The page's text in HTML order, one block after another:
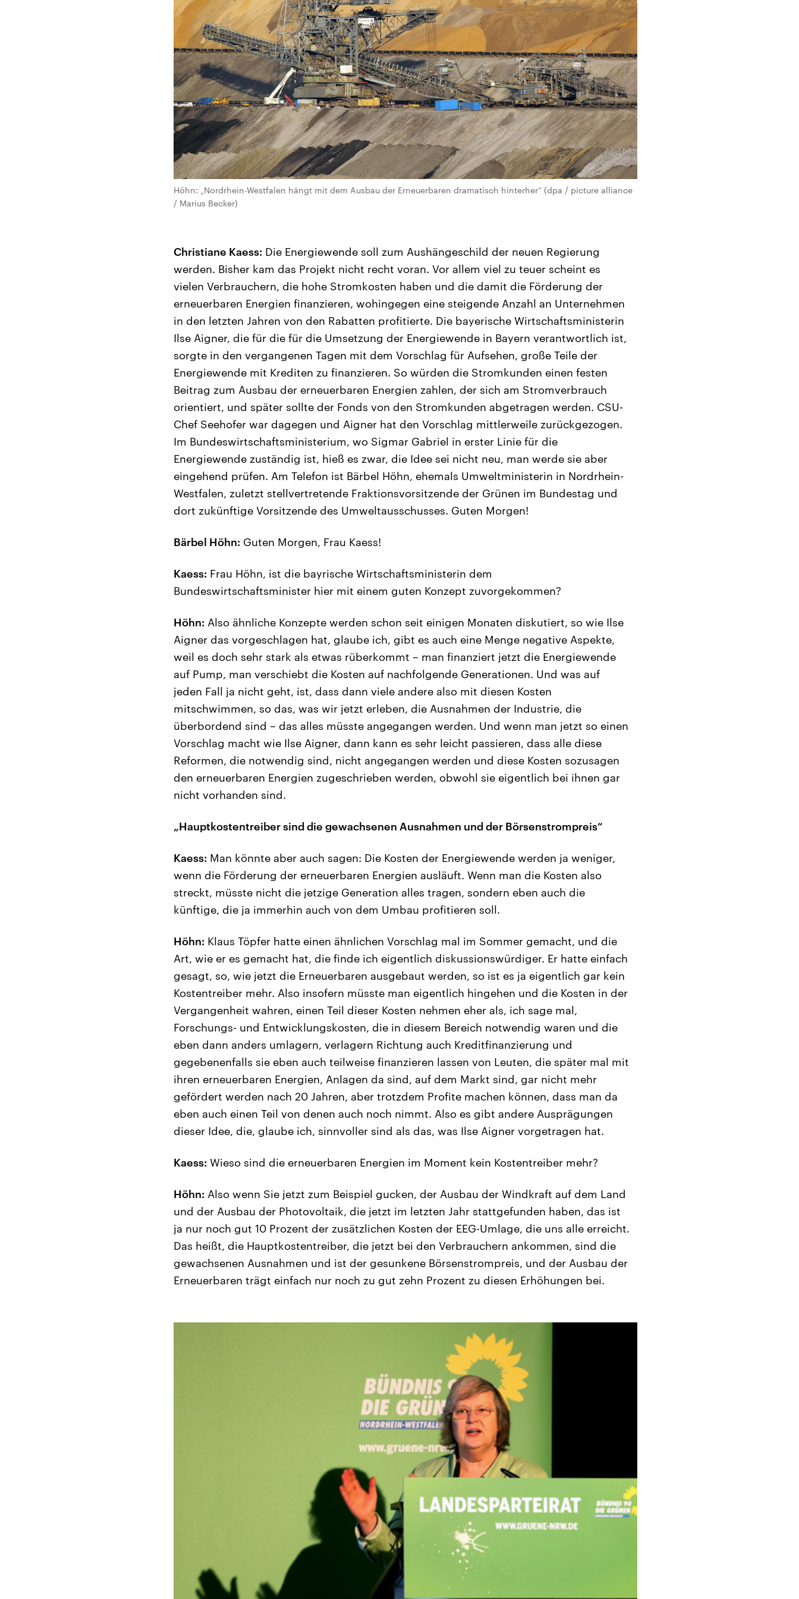
Höhn: „Nordrhein-Westfalen hängt mit dem Ausbau der Erneuerbaren dramatisch hinterher“ (dpa / picture alliance
/ Marius Becker)
Christiane Kaess: Die Energiewende soll zum Aushängeschild der neuen Regierung
werden. Bisher kam das Projekt nicht recht voran. Vor allem viel zu teuer scheint es
vielen Verbrauchern, die hohe Stromkosten haben und die damit die Förderung der
erneuerbaren Energien finanzieren, wohingegen eine steigende Anzahl an Unternehmen
in den letzten Jahren von den Rabatten profitierte. Die bayerische Wirtschaftsministerin
Ilse Aigner, die für die für die Umsetzung der Energiewende in Bayern verantwortlich ist,
sorgte in den vergangenen Tagen mit dem Vorschlag für Aufsehen, große Teile der
Energiewende mit Krediten zu finanzieren. So würden die Stromkunden einen festen
Beitrag zum Ausbau der erneuerbaren Energien zahlen, der sich am Stromverbrauch
orientiert, und später sollte der Fonds von den Stromkunden abgetragen werden. CSU-
Chef Seehofer war dagegen und Aigner hat den Vorschlag mittlerweile zurückgezogen.
Im Bundeswirtschaftsministerium, wo Sigmar Gabriel in erster Linie für die
Energiewende zuständig ist, hieß es zwar, die Idee sei nicht neu, man werde sie aber
eingehend prüfen. Am Telefon ist Bärbel Höhn, ehemals Umweltministerin in Nordrhein-
Westfalen, zuletzt stellvertretende Fraktionsvorsitzende der Grünen im Bundestag und
dort zukünftige Vorsitzende des Umweltausschusses. Guten Morgen!
Bärbel Höhn: Guten Morgen, Frau Kaess!
Kaess: Frau Höhn, ist die bayrische Wirtschaftsministerin dem
Bundeswirtschaftsminister hier mit einem guten Konzept zuvorgekommen?
Höhn: Also ähnliche Konzepte werden schon seit einigen Monaten diskutiert, so wie Ilse
Aigner das vorgeschlagen hat, glaube ich, gibt es auch eine Menge negative Aspekte,
weil es doch sehr stark als etwas rüberkommt – man finanziert jetzt die Energiewende
auf Pump, man verschiebt die Kosten auf nachfolgende Generationen. Und was auf
jeden Fall ja nicht geht, ist, dass dann viele andere also mit diesen Kosten
mitschwimmen, so das, was wir jetzt erleben, die Ausnahmen der Industrie, die
überbordend sind – das alles müsste angegangen werden. Und wenn man jetzt so einen
Vorschlag macht wie Ilse Aigner, dann kann es sehr leicht passieren, dass alle diese
Reformen, die notwendig sind, nicht angegangen werden und diese Kosten sozusagen
den erneuerbaren Energien zugeschrieben werden, obwohl sie eigentlich bei ihnen gar
nicht vorhanden sind.
„Hauptkostentreiber sind die gewachsenen Ausnahmen und der Börsenstrompreis“
Kaess: Man könnte aber auch sagen: Die Kosten der Energiewende werden ja weniger,
wenn die Förderung der erneuerbaren Energien ausläuft. Wenn man die Kosten also
streckt, müsste nicht die jetzige Generation alles tragen, sondern eben auch die
künftige, die ja immerhin auch von dem Umbau profitieren soll.
Höhn: Klaus Töpfer hatte einen ähnlichen Vorschlag mal im Sommer gemacht, und die
Art, wie er es gemacht hat, die finde ich eigentlich diskussionswürdiger. Er hatte einfach
gesagt, so, wie jetzt die Erneuerbaren ausgebaut werden, so ist es ja eigentlich gar kein
Kostentreiber mehr. Also insofern müsste man eigentlich hingehen und die Kosten in der
Vergangenheit wahren, einen Teil dieser Kosten nehmen eher als, ich sage mal,
Forschungs- und Entwicklungskosten, die in diesem Bereich notwendig waren und die
eben dann anders umlagern, verlagern Richtung auch Kreditfinanzierung und
gegebenenfalls sie eben auch teilweise finanzieren lassen von Leuten, die später mal mit
ihren erneuerbaren Energien, Anlagen da sind, auf dem Markt sind, gar nicht mehr
gefördert werden nach 20 Jahren, aber trotzdem Profite machen können, dass man da
eben auch einen Teil von denen auch noch nimmt. Also es gibt andere Ausprägungen
dieser Idee, die, glaube ich, sinnvoller sind als das, was Ilse Aigner vorgetragen hat.
Kaess: Wieso sind die erneuerbaren Energien im Moment kein Kostentreiber mehr?
Höhn: Also wenn Sie jetzt zum Beispiel gucken, der Ausbau der Windkraft auf dem Land
und der Ausbau der Photovoltaik, die jetzt im letzten Jahr stattgefunden haben, das ist
ja nur noch gut 10 Prozent der zusätzlichen Kosten der EEG-Umlage, die uns alle erreicht.
Das heißt, die Hauptkostentreiber, die jetzt bei den Verbrauchern ankommen, sind die
gewachsenen Ausnahmen und ist der gesunkene Börsenstrompreis, und der Ausbau der
Erneuerbaren trägt einfach nur noch zu gut zehn Prozent zu diesen Erhöhungen bei.